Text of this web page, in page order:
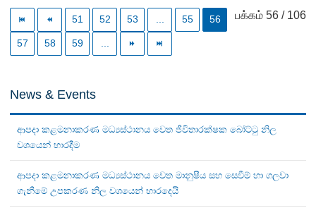
பக்கம் 56 / 106
51 52 53 ... 55 56
57 58 59 ...
News & Events
ආපදා කළමනාකරණ මධ්‍යස්ථානය වෙත ජීවිතාරක්ෂක බෝට්ටු නිල
වශයෙන් භාරදීම
ආපදා කළමනාකරණ මධ්‍යස්ථානය වෙත මානුෂීය සහ සෙවීම් හා ගලවා
ගැනීමේ උපකරණ නිල වශයෙන් භාරදෙයි